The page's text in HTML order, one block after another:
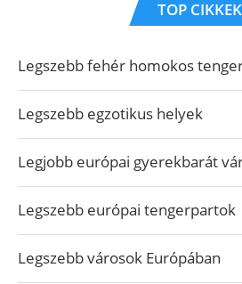
TOP CIKKEK
Legszebb fehér homokos
Legszebb egzotikus helyek
Legjobb európai gyerekbarát
Legszebb európai tengerpartok
Legszebb városok Európában